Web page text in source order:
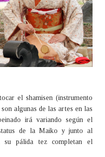
el shamisen (instrumento
algunas de las artes en las
irá variando según el
de la Maiko y junto al
pálida tez completan el